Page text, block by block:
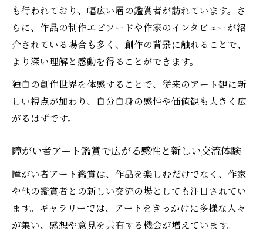
も行われており、幅広い層の鑑賞者が訪れています。さ
らに、作品の制作エピソードや作家のインタビューが紹
介されている場合も多く、創作の背景に触れることで、
より深い理解と感動を得ることができます。
独自の創作世界を体感することで、従来のアート観に新
しい視点が加わり、自分自身の感性や価値観も大きく広
がるはずです。
障がい者アート鑑賞で広がる感性と新しい交流体験
障がい者アート鑑賞は、作品を楽しむだけでなく、作家
や他の鑑賞者との新しい交流の場としても注目されてい
ます。ギャラリーでは、アートをきっかけに多様な人々
が集い、感想や意見を共有する機会が増えています。